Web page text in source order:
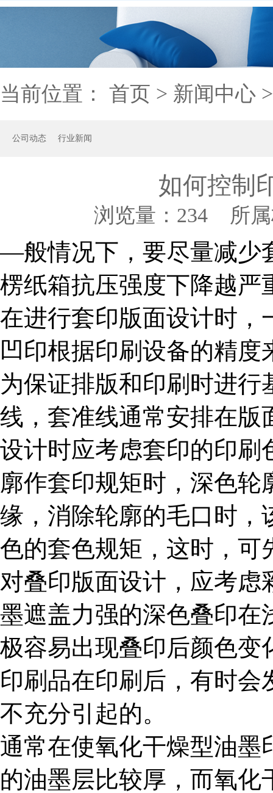
当前位置： 首页 > 新闻中心
公司动态 行业新闻
如何控制
浏览量： 234 所属
—般情况下，要尽量减少
楞纸箱抗压强度下降越严
在进行套印版面设计时，
凹印根据印刷设备的精
为保证排版和印刷时进
线，套准线通常安排在版
设计时应考虑套印的印刷
廓作套印规矩时，深色
缘，消除轮廓的毛口时，
色的套色规矩，这时，
对叠印版面设计，应考
墨遮盖力强的深色叠印
极容易出现叠印后颜色变
印刷品在印刷后，有时
不充分引起的。
通常在使氧化干燥型油墨
的油墨层比较厚，而氧